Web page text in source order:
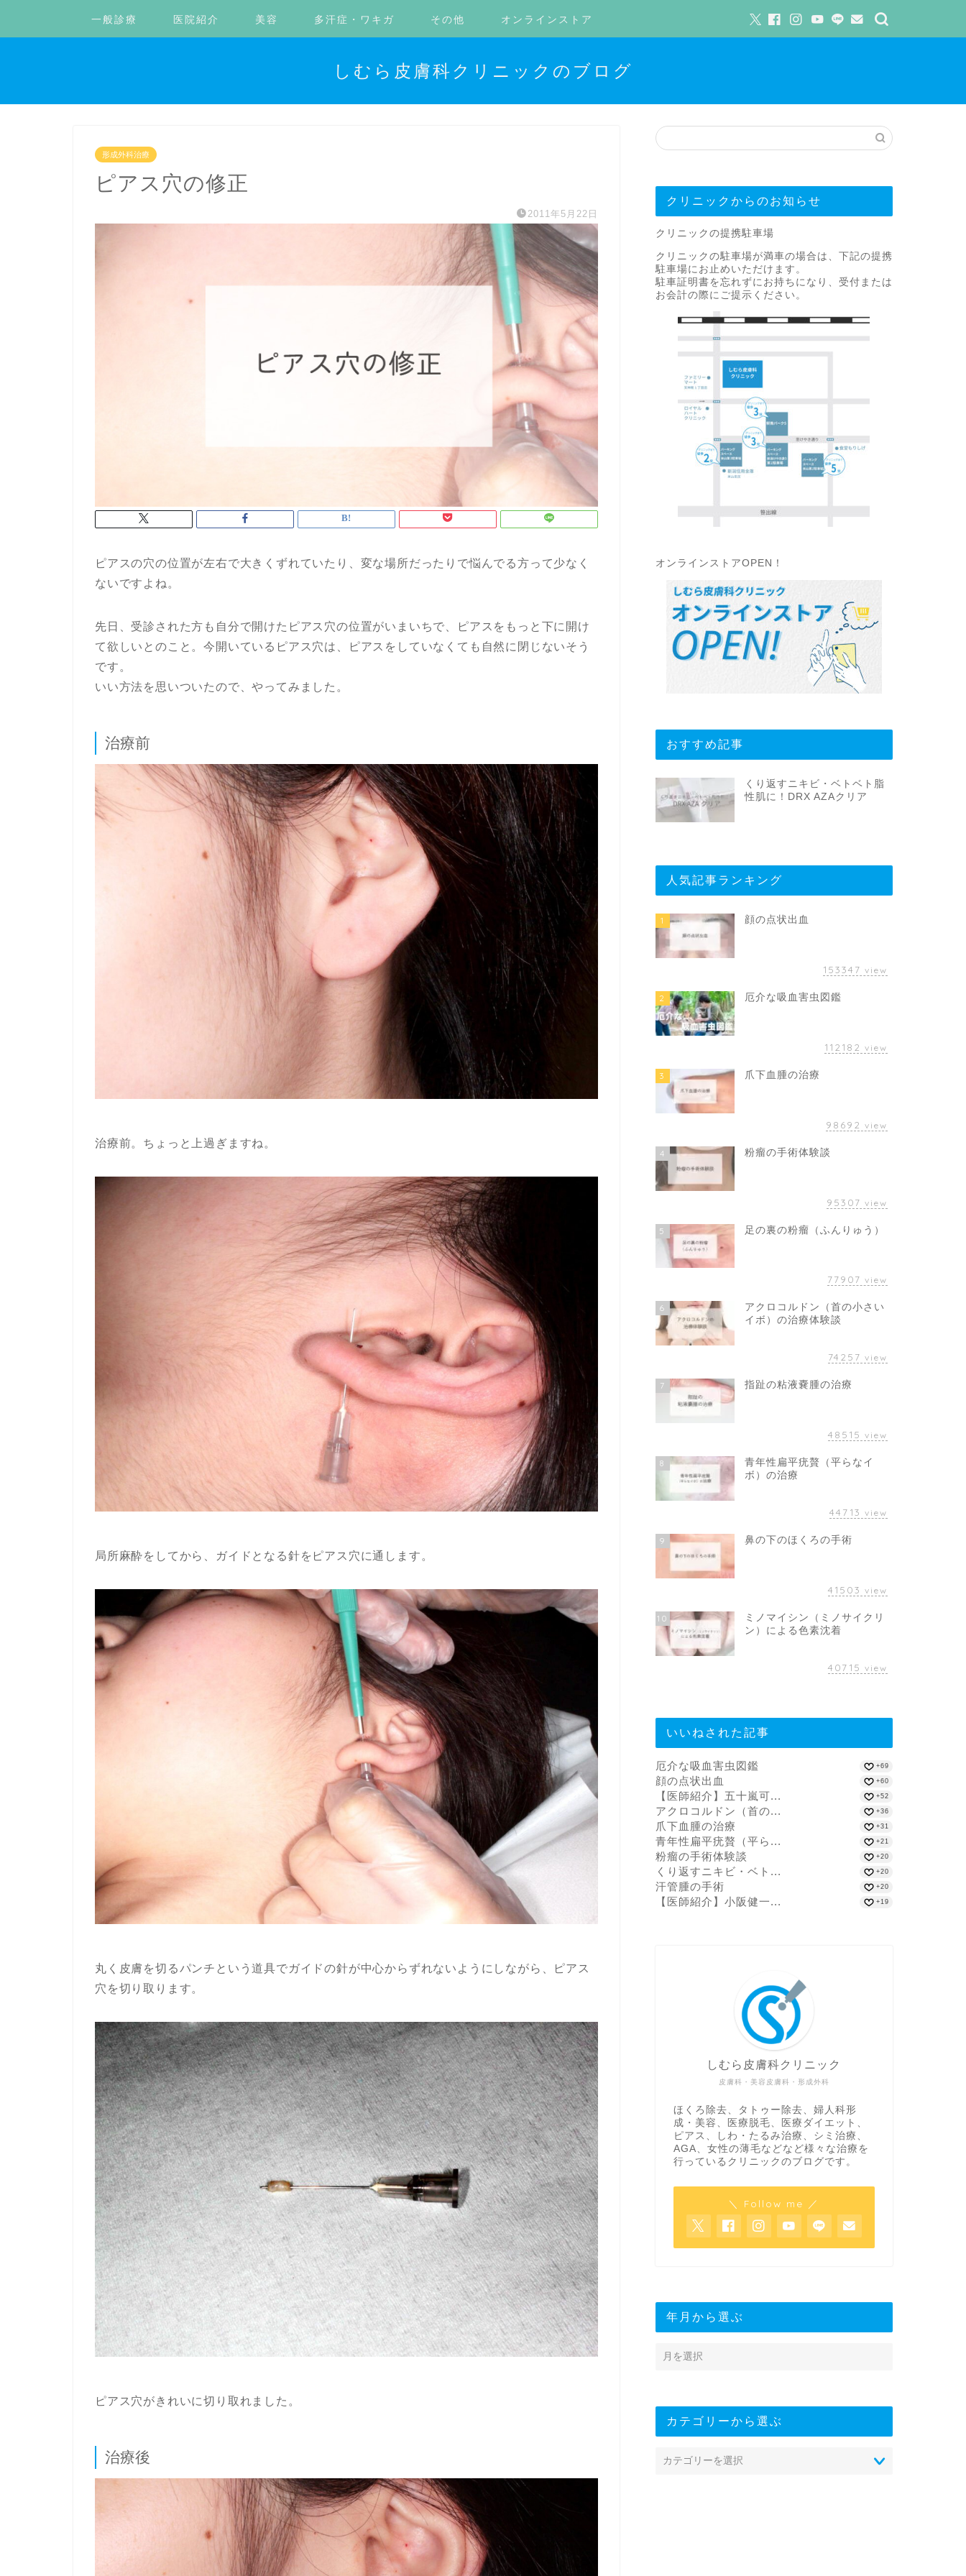
一般診療 医院紹介 美容 多汗症・ワキガ その他 オンラインストア
しむら皮膚科クリニックのブログ
形成外科治療
ピアス穴の修正
2011年5月22日
ピアスの穴の位置が左右で大きくずれていたり、変な場所だったりで悩んでる方って少なく
ないですよね。
先日、受診された方も自分で開けたピアス穴の位置がいまいちで、ピアスをもっと下に開け
て欲しいとのこと。今開いているピアス穴は、ピアスをしていなくても自然に閉じないそう
です。
いい方法を思いついたので、やってみました。
治療前
治療前。ちょっと上過ぎますね。
局所麻酔をしてから、ガイドとなる針をピアス穴に通します。
丸く皮膚を切るパンチという道具でガイドの針が中心からずれないようにしながら、ピアス
穴を切り取ります。
ピアス穴がきれいに切り取れました。
治療後
クリニックからのお知らせ
クリニックの提携駐車場
クリニックの駐車場が満車の場合は、下記の提携
駐車場にお止めいただけます。
駐車証明書を忘れずにお持ちになり、受付または
お会計の際にご提示ください。
オンラインストアOPEN！
おすすめ記事
くり返すニキビ・ベトベト脂
性肌に！DRX AZAクリア
人気記事ランキング
1 顔の点状出血
153347 view
2 厄介な吸血害虫図鑑
112182 view
3 爪下血腫の治療
98692 view
4 粉瘤の手術体験談
95307 view
5 足の裏の粉瘤（ふんりゅう）
77907 view
6
アクロコルドン（首の小さい
イボ）の治療体験談
74257 view
7 指趾の粘液嚢腫の治療
48515 view
8
青年性扁平疣贅（平らなイ
ボ）の治療
44713 view
9 鼻の下のほくろの手術
41503 view
10
ミノマイシン（ミノサイクリ
ン）による色素沈着
40715 view
いいねされた記事
厄介な吸血害虫図鑑 +69
顔の点状出血 +60
【医師紹介】五十嵐可... +52
アクロコルドン（首の... +36
爪下血腫の治療 +31
青年性扁平疣贅（平ら... +21
粉瘤の手術体験談 +20
くり返すニキビ・ベト... +20
汗管腫の手術 +20
【医師紹介】小阪健一... +19
皮膚科・美容皮膚科・形成外科
しむら皮膚科クリニック
ほくろ除去、タトゥー除去、婦人科形
成・美容、医療脱毛、医療ダイエット、
ピアス、しわ・たるみ治療、シミ治療、
AGA、女性の薄毛などなど様々な治療を
行っているクリニックのブログです。
＼ Follow me ／
年月から選ぶ
カテゴリーから選ぶ